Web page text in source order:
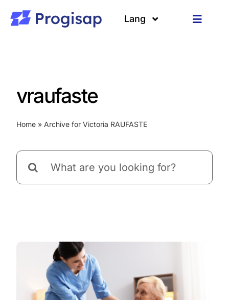
content
Toggle
Lang
vraufaste
Home» Archive for Victoria RAUFASTE
Search